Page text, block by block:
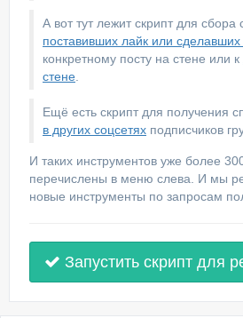
А вот тут лежит скрипт для сбора
поставивших лайк или сделавших
конкретному посту на стене или к
стене
Ещё есть скрипт для получения
в других соцсетях подписчиков
И таких инструментов уже более
перечислены в меню слева. И мы
новые инструменты по запросам
Запустить скрипт для